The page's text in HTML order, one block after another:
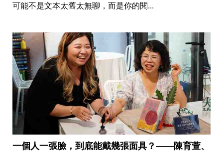
可能不是文本太舊太無聊，而是你的閱...
一個人一張臉，到底能戴幾張面具？——陳育萱、